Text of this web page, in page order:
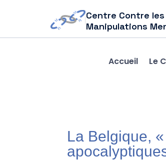
Centre Contre les
Manipulations
Accueil Le
La Belgique,